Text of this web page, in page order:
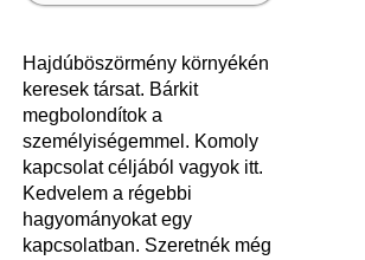
Hajdúböszörmény környékén
keresek társat. Bárkit
megbolondítok a
személyiségemmel. Komoly
kapcsolat céljából vagyok itt.
Kedvelem a régebbi
hagyományokat egy
kapcsolatban. Szeretnék még